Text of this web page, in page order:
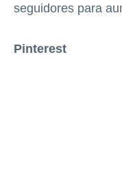
seguidores para
Pinterest